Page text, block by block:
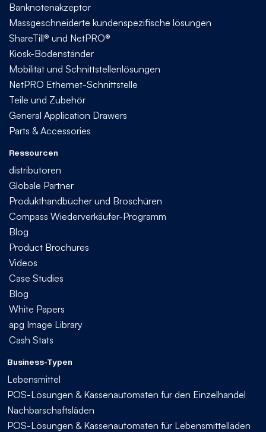
Banknotenakzeptor
Massgeschneiderte kundenspezifische lösungen
ShareTill® und NetPRO®
Kiosk-Bodenständer
Mobilität und Schnittstellenlösungen
NetPRO Ethernet-Schnittstelle
Teile und Zubehör
General Application Drawers
Parts & Accessories
Ressourcen
distributoren
Globale Partner
Produkthandbücher und Broschüren
Compass Wiederverkäufer-Programm
Blog
Product Brochures
Videos
Case Studies
Blog
White Papers
apg Image Library
Cash Stats
Business-Typen
Lebensmittel
POS-Lösungen & Kassenautomaten für den Einzelhandel
Nachbarschaftsläden
POS-Lösungen & Kassenautomaten für Lebensmittelläden